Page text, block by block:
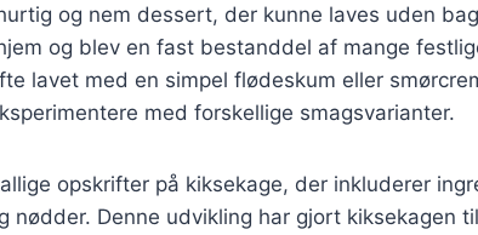
og nem dessert, der kunne laves uden
og blev en fast bestanddel af mange
lavet med en simpel flødeskum eller
med forskellige smagsvarianter.
opskrifter på kiksekage, der inkluderer
nødder. Denne udvikling har gjort kiksekagen